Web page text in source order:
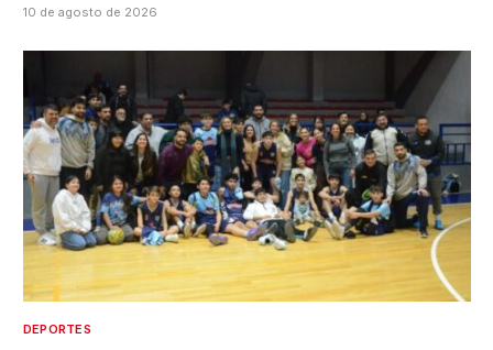
10 de agosto de 2026
DEPORTES